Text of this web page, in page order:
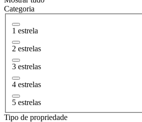
Categoria
1 estrela
2 estrelas
3 estrelas
4 estrelas
5 estrelas
Tipo de propriedade